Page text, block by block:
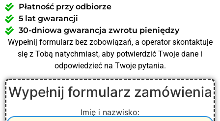
Płatność przy odbiorze
5 lat gwarancji
30-dniowa gwarancja zwrotu pieniędzy
Wypełnij formularz bez zobowiązań, a operator skontaktuje
się z Tobą natychmiast, aby potwierdzić Twoje dane i
odpowiedzieć na Twoje pytania.
Wypełnij formularz zamówienia
Imię i nazwisko: